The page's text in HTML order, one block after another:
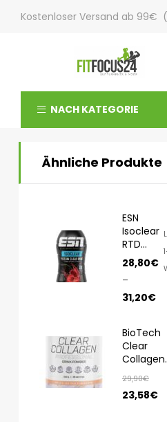
Kostenloser Versand ab 99€
NACH KATEGORIE
Ähnliche Produkte
ESN
Isoclear
RTD
8x500ml
28,80€
–
31,20€
BioTech
Clear
Collagen
350g
29,90€
23,58€